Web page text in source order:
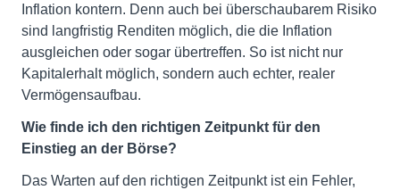
Inflation kontern. Denn auch bei überschaubarem Risiko
sind langfristig Renditen möglich, die die Inflation
ausgleichen oder sogar übertreffen. So ist nicht nur
Kapitalerhalt möglich, sondern auch echter, realer
Vermögensaufbau.
Wie finde ich den richtigen Zeitpunkt für den
Einstieg an der Börse?
Das Warten auf den richtigen Zeitpunkt ist ein Fehler,